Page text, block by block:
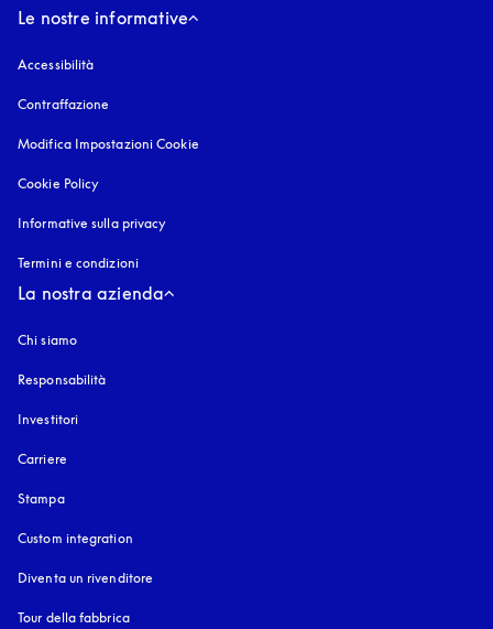
Le nostre informative
Accessibilità
Contraffazione
Modifica Impostazioni Cookie
Cookie Policy
Informative sulla privacy
Termini e condizioni
La nostra azienda
Chi siamo
Responsabilità
Investitori
Carriere
Stampa
Custom integration
Diventa un rivenditore
Tour della fabbrica